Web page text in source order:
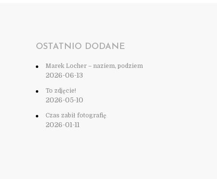
OSTATNIO DODANE
Marek Locher – naziem, podziem
2026-06-13
To zdjęcie!
2026-05-10
Czas zabił fotografię
2026-01-11